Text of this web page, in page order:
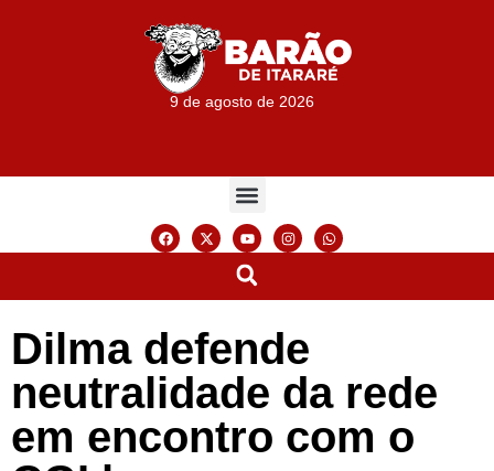
9 de agosto de 2026
Dilma defende
neutralidade da rede
em encontro com o